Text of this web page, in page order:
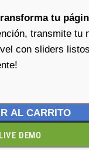
tu
transmite tu
con sliders
AL CARRITO
LIVE DEMO